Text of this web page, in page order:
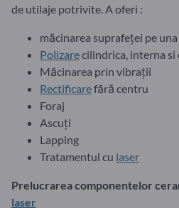
de utilaje potrivite. A oferi :
măcinarea suprafeței pe
Polizarecilindrica, interna si
Măcinarea prin vibrații
Rectificarefără centru
Foraj
Ascuţi
Lapping
Tratamentul cu laser
Prelucrarea componentelor
laser